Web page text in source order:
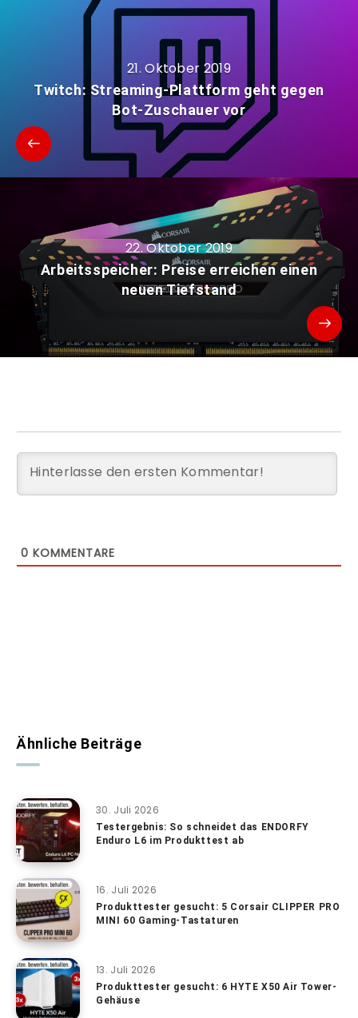
21. Oktober 2019
Twitch: Streaming-Plattform geht gegen
Bot-Zuschauer vor
22. Oktober 2019
Arbeitsspeicher: Preise erreichen einen
neuen Tiefstand
0 KOMMENTARE
Ähnliche Beiträge
30. Juli 2026
Testergebnis: So schneidet das ENDORFY
Enduro L6 im Produkttest ab
16. Juli 2026
Produkttester gesucht: 5 Corsair CLIPPER PRO
MINI 60 Gaming-Tastaturen
13. Juli 2026
Produkttester gesucht: 6 HYTE X50 Air Tower-
Gehäuse